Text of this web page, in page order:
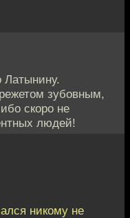
Латынину.
зубовным,
скоро не
людей!
никому не